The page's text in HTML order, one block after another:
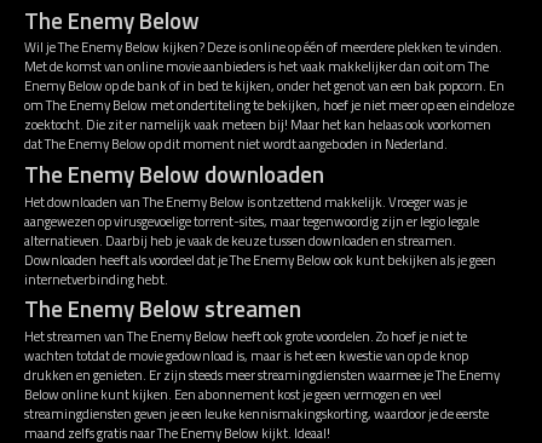
The Enemy Below
Wil je The Enemy Below kijken? Deze is online op één of meerdere plekken te vinden.
Met de komst van online movie aanbieders is het vaak makkelijker dan ooit om The
Enemy Below op de bank of in bed te kijken, onder het genot van een bak popcorn. En
om The Enemy Below met ondertiteling te bekijken, hoef je niet meer op een eindeloze
zoektocht. Die zit er namelijk vaak meteen bij! Maar het kan helaas ook voorkomen
dat The Enemy Below op dit moment niet wordt aangeboden in Nederland.
The Enemy Below downloaden
Het downloaden van The Enemy Below is ontzettend makkelijk. Vroeger was je
aangewezen op virusgevoelige torrent-sites, maar tegenwoordig zijn er legio legale
alternatieven. Daarbij heb je vaak de keuze tussen downloaden en streamen.
Downloaden heeft als voordeel dat je The Enemy Below ook kunt bekijken als je geen
internetverbinding hebt.
The Enemy Below streamen
Het streamen van The Enemy Below heeft ook grote voordelen. Zo hoef je niet te
wachten totdat de movie gedownload is, maar is het een kwestie van op de knop
drukken en genieten. Er zijn steeds meer streamingdiensten waarmee je The Enemy
Below online kunt kijken. Een abonnement kost je geen vermogen en veel
streamingdiensten geven je een leuke kennismakingskorting, waardoor je de eerste
maand zelfs gratis naar The Enemy Below kijkt. Ideaal!